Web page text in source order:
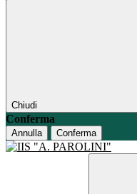
Chiudi
Conferma
Annulla Conferma